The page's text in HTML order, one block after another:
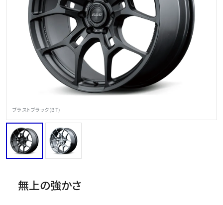
NEWS
OFFICIAL SNS
Store Media
ブラストブラック(BT)
無上の強かさ